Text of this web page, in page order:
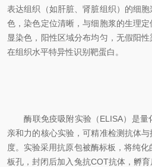
表达组织（如肝脏、肾脏组织）的细
色，染色定位清晰，与细胞浆的生理
显染色，阳性区域分布均匀，无假阳
在组织水平特异性识别靶蛋白。
酶联免疫吸附实验（ELISA）是量
亲和力的核心实验，可精准检测抗体
度。实验采用抗原包被酶标板，将纯
板孔，封闭后加入兔抗COT抗体，孵